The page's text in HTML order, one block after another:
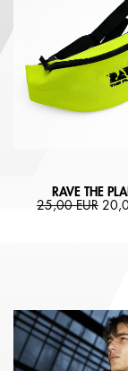
RAVE THE
25,00 EUR